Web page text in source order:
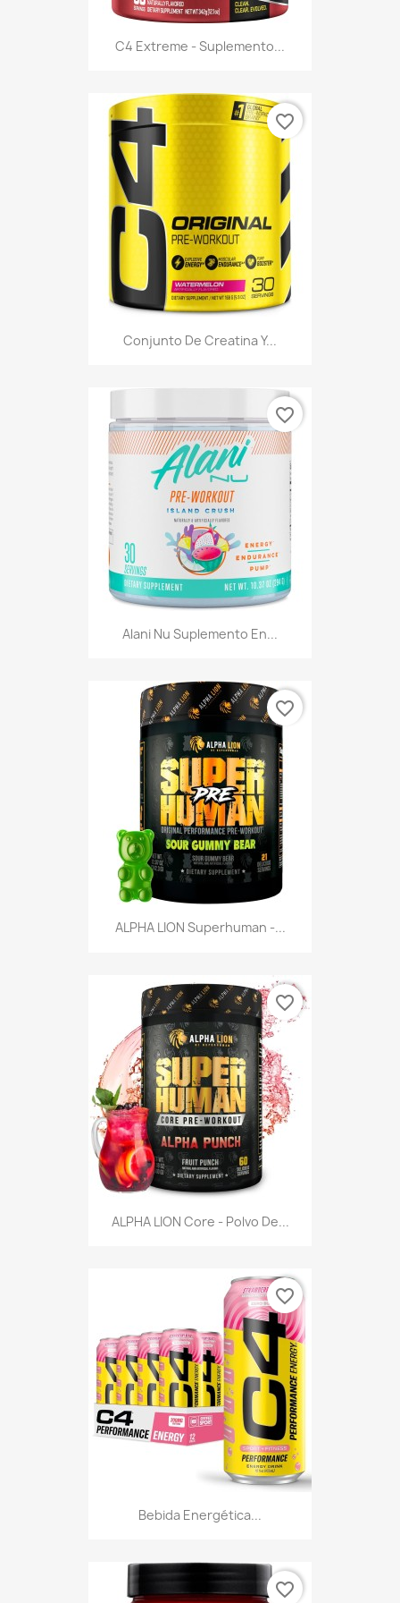
C4 Extreme - Suplemento...
Conjunto De Creatina Y...
favorite_border
Alani Nu Suplemento En...
favorite_border
ALPHA LION Superhuman -...
favorite_border
ALPHA LION Core - Polvo De...
favorite_border
Bebida Energética...
favorite_border
favorite_border